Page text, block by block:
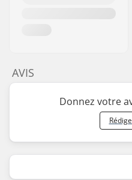
AVIS
Donnez votre